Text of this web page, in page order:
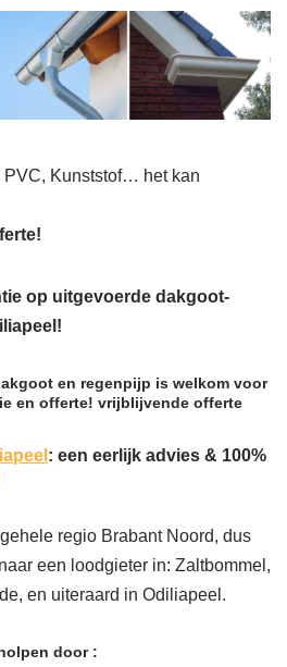
PVC, Kunststof… het kan
op uitgevoerde dakgoot-
en regenpijp is welkom voor
en offerte! vrijblijvende offerte
: een eerlijk advies & 100%
regio Brabant Noord, dus
een loodgieter in: Zaltbommel,
en uiteraard in Odiliapeel.
door :